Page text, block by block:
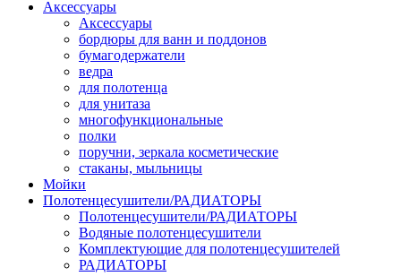
Аксессуары
Аксессуары
бордюры для ванн и поддонов
бумагодержатели
ведра
для полотенца
для унитаза
многофункциональные
полки
поручни, зеркала косметические
стаканы, мыльницы
Мойки
Полотенцесушители/РАДИАТОРЫ
Полотенцесушители/РАДИАТОРЫ
Водяные полотенцесушители
Комплектующие для полотенцесушителей
РАДИАТОРЫ